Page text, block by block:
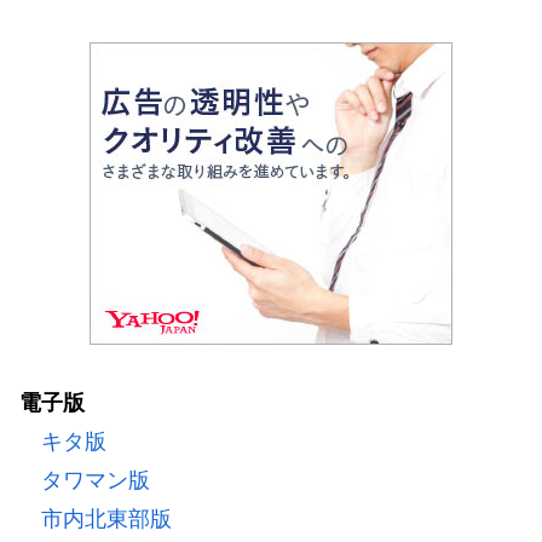
電子版
キタ版
タワマン版
市内北東部版